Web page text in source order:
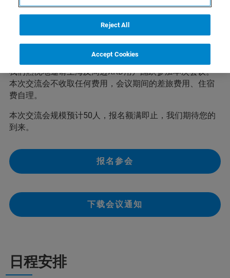
“布鲁克X射线上海用户交流及TOPAS高级培训会”兹定于12
束蕴仪器(上海)有限公司 伦琴实验室
我们热忱地邀请上海及周边XRD用户踊跃参加本次会议。
本次交流会不收取任何费用，会议期间的差旅费用、住宿
费自理。
本次交流会规模预计50人，报名额满即止，我们期待您的
到来。
报名参会
下载会议通知
日程安排
Reject All
Accept Cookies